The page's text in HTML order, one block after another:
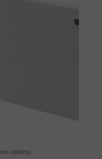
színben)